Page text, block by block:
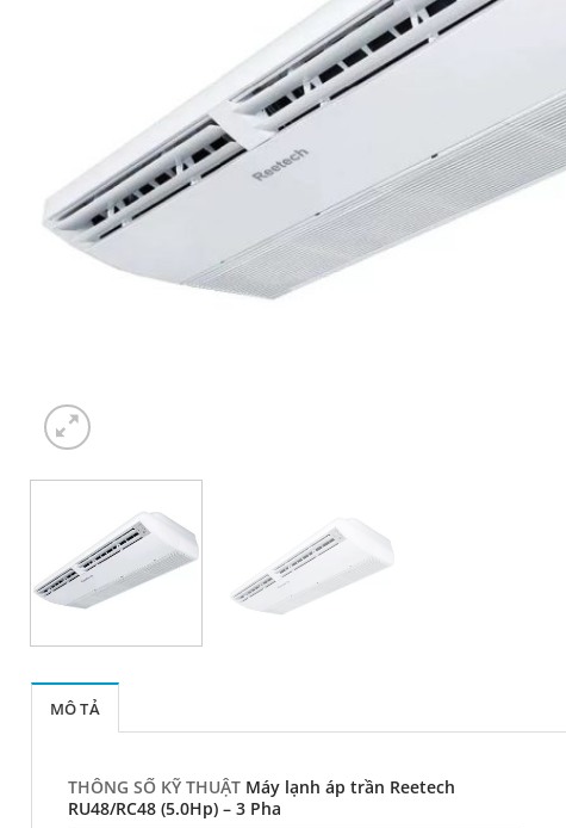
MÔ TẢ
THÔNG SỐ KỸ THUẬT Máy lạnh áp trần Reetech
RU48/RC48 (5.0Hp) – 3 Pha